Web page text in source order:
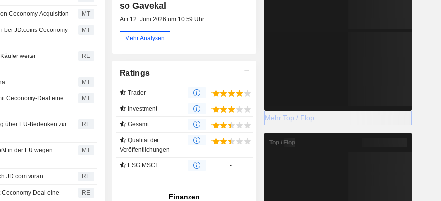
Ceconomy Acquisition MT
bei JD.coms Ceconomy-
MT
weiter
RE
MT
Ceconomy-Deal eine
MT
über EU-Bedenken zur
RE
in der EU wegen
MT
JD.com voran RE
Ceconomy-Deal eine
RE
so Gavekal
Am 12. Juni 2026 um 10:59 Uhr
Mehr Analysen
Ratings
Trader
Investment
Gesamt
Qualität der
Veröffentlichungen
ESG MSCI -
Mehr Top / Flop
Top / Flop